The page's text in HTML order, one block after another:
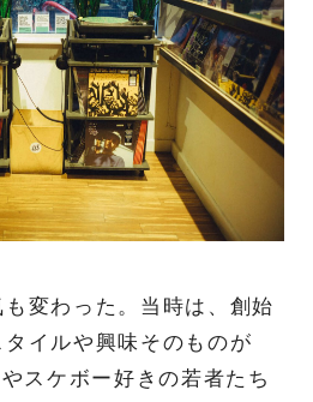
変わった。当時は、創始
イルや興味そのものが
スケボー好きの若者たち